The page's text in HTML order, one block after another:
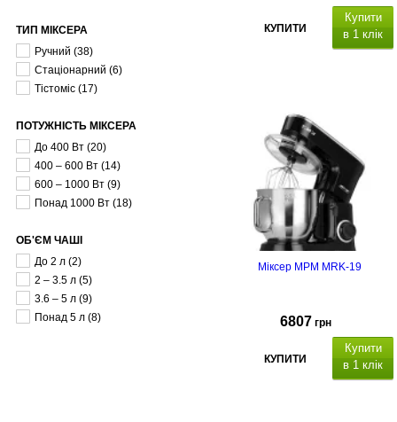
ТИП МІКСЕРА
Ручний (38)
Стаціонарний (6)
Тістоміс (17)
ПОТУЖНІСТЬ МІКСЕРА
До 400 Вт (20)
400 – 600 Вт (14)
600 – 1000 Вт (9)
Понад 1000 Вт (18)
ОБ'ЄМ ЧАШІ
До 2 л (2)
2 – 3.5 л (5)
3.6 – 5 л (9)
Понад 5 л (8)
КУПИТИ
Купити
в 1 клік
Міксер MPM MRK-19
6807 грн
КУПИТИ
Купити
в 1 клік